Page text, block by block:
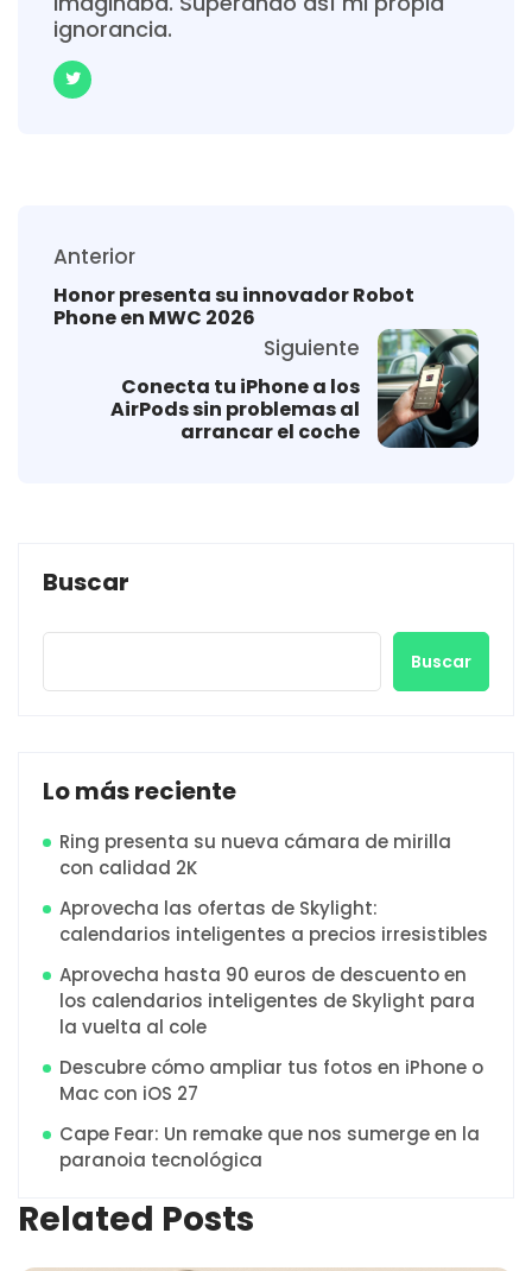
ignorancia.
Anterior
Honor presenta su innovador Robot
Phone en MWC 2026
Siguiente
Conecta tu iPhone a los
AirPods sin problemas al
arrancar el coche
Buscar
Buscar
Lo más reciente
Ring presenta su nueva cámara de mirilla
con calidad 2K
Aprovecha las ofertas de Skylight:
calendarios inteligentes a precios irresistibles
Aprovecha hasta 90 euros de descuento en
los calendarios inteligentes de Skylight para
la vuelta al cole
Descubre cómo ampliar tus fotos en iPhone o
Mac con iOS 27
Cape Fear: Un remake que nos sumerge en la
paranoia tecnológica
Related Posts